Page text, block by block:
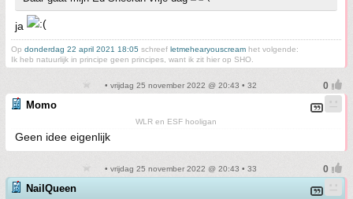
ja
Op donderdag 22 april 2021 18:05 schreef letmehearyouscream het volgende:
Ik heb natuurlijk in principe geen principes, want ik zit hier op SHO.
• vrijdag 25 november 2022 @ 20:43 • 32
Momo
WLR en ESF hooligan
Geen idee eigenlijk
• vrijdag 25 november 2022 @ 20:43 • 33
NailQueen